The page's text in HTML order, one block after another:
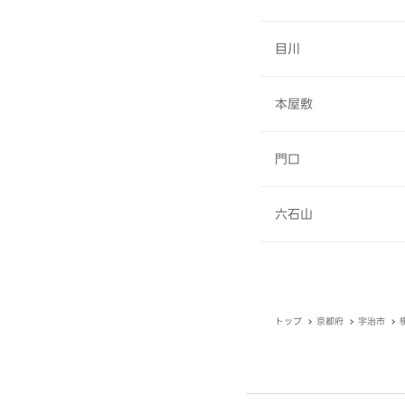
目川
本屋敷
門口
六石山
トップ 京都府 宇治市